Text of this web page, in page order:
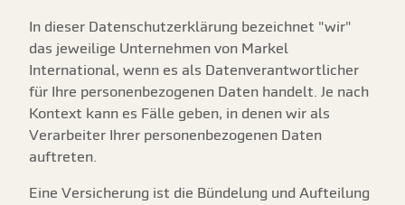
In dieser Datenschutzerklärung bezeichnet "wir"
das jeweilige Unternehmen von Markel
International, wenn es als Datenverantwortlicher
für Ihre personenbezogenen Daten handelt. Je nach
Kontext kann es Fälle geben, in denen wir als
Verarbeiter Ihrer personenbezogenen Daten
auftreten.
Eine Versicherung ist die Bündelung und Aufteilung